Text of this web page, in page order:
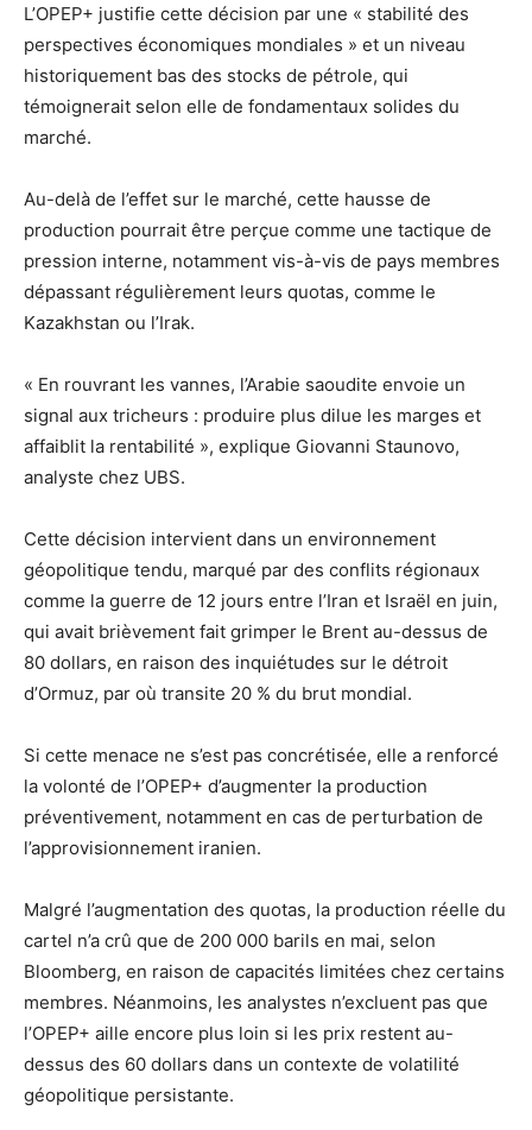
L’OPEP+ justifie cette décision par une « stabilité des
perspectives économiques mondiales » et un niveau
historiquement bas des stocks de pétrole, qui
témoignerait selon elle de fondamentaux solides du
marché.
Au-delà de l’effet sur le marché, cette hausse de
production pourrait être perçue comme une tactique de
pression interne, notamment vis-à-vis de pays membres
dépassant régulièrement leurs quotas, comme le
Kazakhstan ou l’Irak.
« En rouvrant les vannes, l’Arabie saoudite envoie un
signal aux tricheurs : produire plus dilue les marges et
affaiblit la rentabilité », explique Giovanni Staunovo,
analyste chez UBS.
Cette décision intervient dans un environnement
géopolitique tendu, marqué par des conflits régionaux
comme la guerre de 12 jours entre l’Iran et Israël en juin,
qui avait brièvement fait grimper le Brent au-dessus de
80 dollars, en raison des inquiétudes sur le détroit
d’Ormuz, par où transite 20 % du brut mondial.
Si cette menace ne s’est pas concrétisée, elle a renforcé
la volonté de l’OPEP+ d’augmenter la production
préventivement, notamment en cas de perturbation de
l’approvisionnement iranien.
Malgré l’augmentation des quotas, la production réelle du
cartel n’a crû que de 200 000 barils en mai, selon
Bloomberg, en raison de capacités limitées chez certains
membres. Néanmoins, les analystes n’excluent pas que
l’OPEP+ aille encore plus loin si les prix restent au-
dessus des 60 dollars dans un contexte de volatilité
géopolitique persistante.